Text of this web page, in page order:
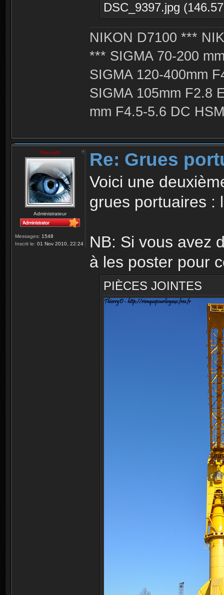
DSC_9397.jpg
NIKON D7100 ***
*** SIGMA 70-200
SIGMA 120-400mm
SIGMA 105mm F2.8
mm F4.5-5.6 DC
ThierryD
Administrateur
Messages: 1548
Inscrit le: 01 Nov 2010, 22:24
Re: Grues
Voici une
grues portuaires :
NB: Si vous avez
à les poster pour
PIÈCES JOINTES